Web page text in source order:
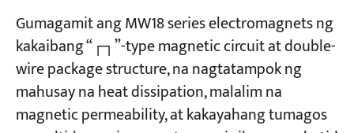
Mga Proyekto
Mga Blog
Balita
Mga Aplikasyon
Tungkol sa atin
Gumagamit ang MW18 series electromagnets ng
kakaibang “┌┐”-type magnetic circuit at double-
wire package structure, na nagtatampok ng
mahusay na heat dissipation, malalim na
magnetic permeability, at kakayahang tumagos